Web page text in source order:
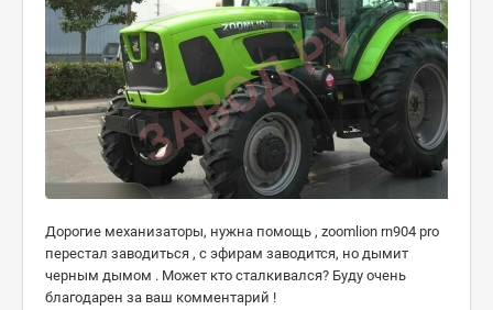
Дорогие механизаторы, нужна помощь , zoomlion rn904 pro
перестал заводиться , с эфирам заводится, но дымит
черным дымом . Может кто сталкивался? Буду очень
благодарен за ваш комментарий !